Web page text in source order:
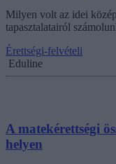
Milyen volt az idei
tapasztalatairól
Érettségi-felvételi
Eduline
A matekérettségi
helyen